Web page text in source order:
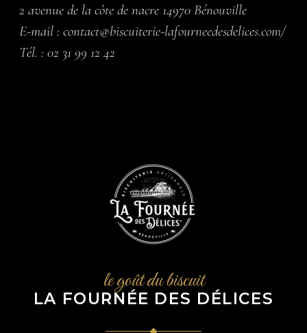
2 avenue de la côte de nacre 14970 Bénouville
E-mail :contact@biscuiterie-lafourneedesdelices.com/
Tél. :02 31 99 12 42
le goût du biscuit
LA FOURNÉE DES DÉLICES